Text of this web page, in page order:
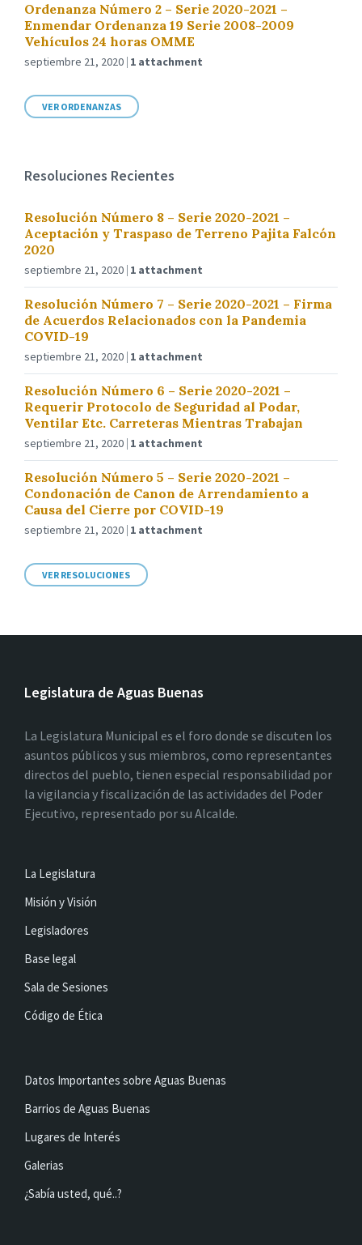
Ordenanza Número 2 – Serie 2020-2021 –
Enmendar Ordenanza 19 Serie 2008-2009
Vehículos 24 horas OMME
septiembre 21, 2020 1 attachment
VER ORDENANZAS
Resoluciones Recientes
Resolución Número 8 – Serie 2020-2021 –
Aceptación y Traspaso de Terreno Pajita Falcón
2020
septiembre 21, 2020 1 attachment
Resolución Número 7 – Serie 2020-2021 – Firma
de Acuerdos Relacionados con la Pandemia
COVID-19
septiembre 21, 2020 1 attachment
Resolución Número 6 – Serie 2020-2021 –
Requerir Protocolo de Seguridad al Podar,
Ventilar Etc. Carreteras Mientras Trabajan
septiembre 21, 2020 1 attachment
Resolución Número 5 – Serie 2020-2021 –
Condonación de Canon de Arrendamiento a
Causa del Cierre por COVID-19
septiembre 21, 2020 1 attachment
VER RESOLUCIONES
Legislatura de Aguas Buenas
La Legislatura Municipal es el foro donde se discuten los
asuntos públicos y sus miembros, como representantes
directos del pueblo, tienen especial responsabilidad por
la vigilancia y fiscalización de las actividades del Poder
Ejecutivo, representado por su Alcalde.
La Legislatura
Misión y Visión
Legisladores
Base legal
Sala de Sesiones
Código de Ética
Datos Importantes sobre Aguas Buenas
Barrios de Aguas Buenas
Lugares de Interés
Galerias
¿Sabía usted, qué..?